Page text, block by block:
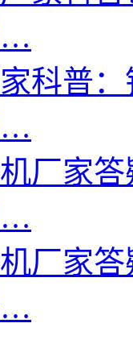
…
科普
…
厂家
…
厂家
…